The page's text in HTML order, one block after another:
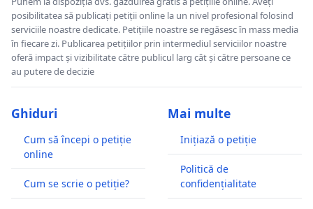
posibilitatea să publicați petiții online la un nivel profesional folosind
serviciile noastre dedicate. Petițiile noastre se regăsesc în mass media
în fiecare zi. Publicarea petițiilor prin intermediul serviciilor noastre
oferă impact și vizibilitate către publicul larg cât și către persoane ce
au putere de decizie
Ghiduri
Cum să începi o petiție
online
Cum se scrie o petiție?
Mai multe
Inițiază o petiție
Politică de
confidențialitate